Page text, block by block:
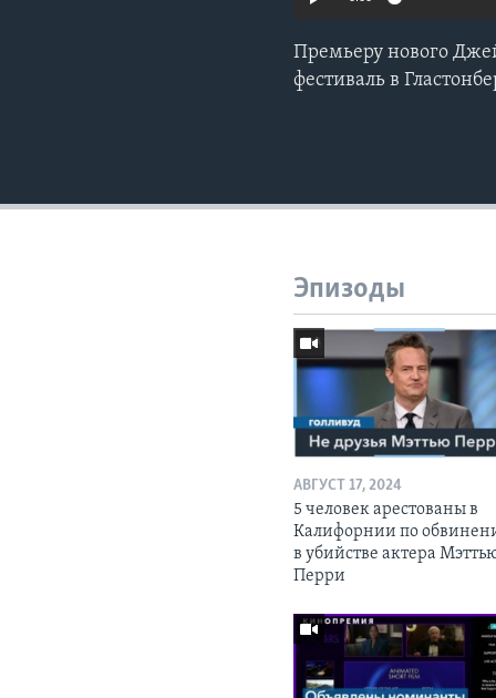
Премьеру нового
фестиваль в
Эпизоды
АВГУСТ 17, 2024
5 человек арестованы в
Калифорнии по
в убийстве актера
Перри